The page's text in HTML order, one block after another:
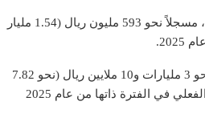
كما ارتفع صافي إيرادات الغاز بنهاية الربع الأول لعام 2026 بنسبة 36 في المائة، مسجلاً نحو 593 مليون ريال (1.54 مليار
وأشارت النشرة إلى أن الإنفاق العام حتى نهاية الربع الأول من عام 2026 بلغ نحو 3 مليارات و10 ملايين ريال (نحو 7.82
مليار دولار)، مرتفعاً بمقدار 239 مليون ريال أي بنسبة 9 في المائة عن الإنفاق الفعلي في الفترة ذاتها من عام 2025